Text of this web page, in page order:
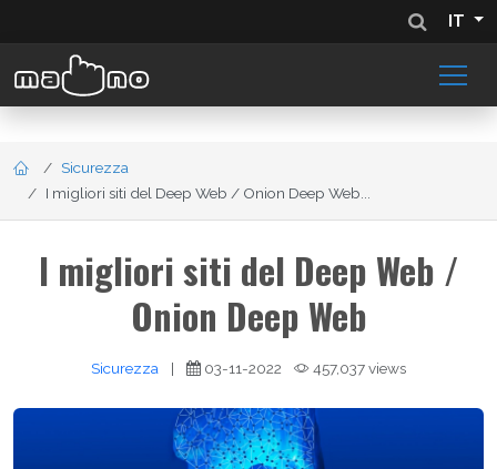
IT
Sicurezza
I migliori siti del Deep Web / Onion Deep Web...
I migliori siti del Deep Web /
Onion Deep Web
Sicurezza | 03-11-2022 457,037 views